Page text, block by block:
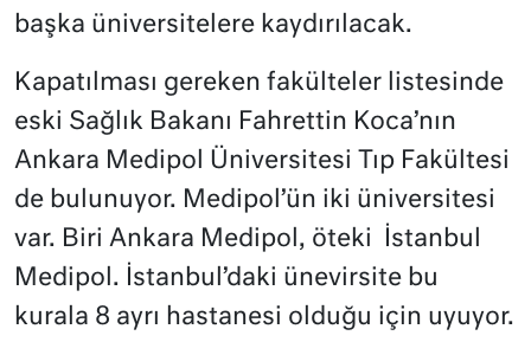
başka üniversitelere kaydırılacak.
Kapatılması gereken fakülteler listesinde
eski Sağlık Bakanı Fahrettin Koca’nın
Ankara Medipol Üniversitesi Tıp Fakültesi
de bulunuyor. Medipol’ün iki üniversitesi
var. Biri Ankara Medipol, öteki İstanbul
Medipol. İstanbul’daki ünevirsite bu
kurala 8 ayrı hastanesi olduğu için uyuyor.